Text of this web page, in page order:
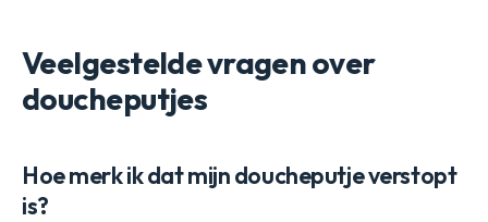
Veelgestelde vragen over
doucheputjes
Hoe merk ik dat mijn doucheputje verstopt
is?